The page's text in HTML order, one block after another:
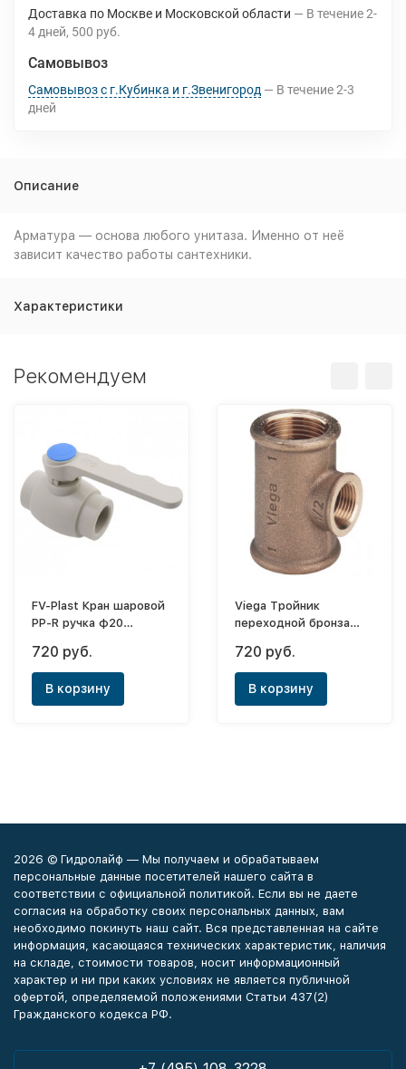
Доставка по Москве и Московской области В течение2-
4 дней 500 руб.
Самовывоз
Самовывоз с г.Кубинка и г.Звенигород В течение2-3
дней
Описание
Арматура — основа любого унитаза. Именно от неё
зависит качество работы сантехники.
Характеристики
Рекомендуем
FV-Plast Кран шаровой
PP-R ручка ф20
720 руб.
В корзину
Viega Тройник
переходной бронза
[3130]
720 руб.
В корзину
2026 © Гидролайф — Мы получаем и обрабатываем
персональные данные посетителей нашего сайта в
соответствии с официальной политикой. Если вы не даете
согласия на обработку своих персональных данных, вам
необходимо покинуть наш сайт. Вся представленная на сайте
информация, касающаяся технических характеристик, наличия
на складе, стоимости товаров, носит информационный
характер и ни при каких условиях не является публичной
офертой, определяемой положениями Статьи 437(2)
Гражданского кодекса РФ.